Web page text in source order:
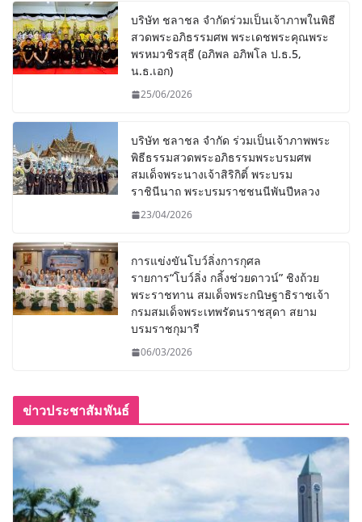
บริษัท ชลาชล จำกัดร่วมเป็นเจ้าภาพในพิธี
สวดพระอภิธรรมศพ พระเดชพระคุณพระ
พรหมวชิรสุธี (อภิพล อภิพโล ป.ธ.5,
น.ธ.เอก)
25/06/2026
บริษัท ชลาชล จำกัด ร่วมเป็นเจ้าภาพพระ
พิธีธรรมสวดพระอภิธรรมพระบรมศพ
สมเด็จพระนางเจ้าสิริกิติ์ พระบรม
ราชินีนาถ พระบรมราชชนนีพันปีหลวง
23/04/2026
การแข่งขันโบว์ลิ่งการกุศล
รายการ“โบว์ลิ่ง กลิ้งช่วยดาวน์” ชิงถ้วย
พระราชทาน สมเด็จพระกนิษฐาธิราชเจ้า
กรมสมเด็จพระเทพรัตนราชสุดา สยาม
บรมราชกุมารี
06/03/2026
ข่าวประชาสัมพันธ์